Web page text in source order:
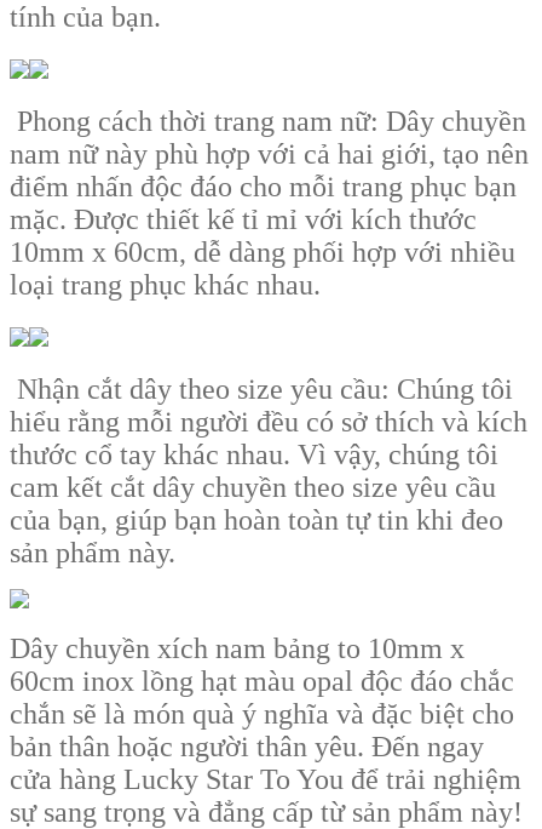
tính của bạn.
Phong cách thời trang nam nữ: Dây chuyền
nam nữ này phù hợp với cả hai giới, tạo nên
điểm nhấn độc đáo cho mỗi trang phục bạn
mặc. Được thiết kế tỉ mỉ với kích thước
10mm x 60cm, dễ dàng phối hợp với nhiều
loại trang phục khác nhau.
Nhận cắt dây theo size yêu cầu: Chúng tôi
hiểu rằng mỗi người đều có sở thích và kích
thước cổ tay khác nhau. Vì vậy, chúng tôi
cam kết cắt dây chuyền theo size yêu cầu
của bạn, giúp bạn hoàn toàn tự tin khi đeo
sản phẩm này.
Dây chuyền xích nam bảng to 10mm x
60cm inox lồng hạt màu opal độc đáo chắc
chắn sẽ là món quà ý nghĩa và đặc biệt cho
bản thân hoặc người thân yêu. Đến ngay
cửa hàng Lucky Star To You để trải nghiệm
sự sang trọng và đẳng cấp từ sản phẩm này!